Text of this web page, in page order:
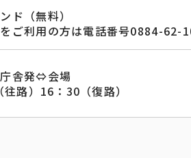
ド（無料）
ご利用の方は電話番号0884-62-
舎発⇔会場
路）16：30（復路）